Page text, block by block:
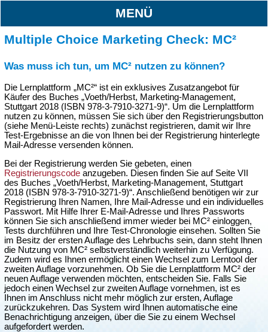
MENÜ
Multiple Choice Marketing Check: MC²
Was muss ich tun, um MC² nutzen zu können?
Die Lernplattform „MC²“ ist ein exklusives Zusatzangebot für
Käufer des Buches „Voeth/Herbst, Marketing-Management,
Stuttgart 2018 (ISBN 978-3-7910-3271-9)“. Um die Lernplattform
nutzen zu können, müssen Sie sich über den Registrierungsbutton
(siehe Menü-Leiste rechts) zunächst registrieren, damit wir Ihre
Test-Ergebnisse an die von Ihnen bei der Registrierung hinterlegte
Mail-Adresse versenden können.
Bei der Registrierung werden Sie gebeten, einen
Registrierungscodeanzugeben. Diesen finden Sie auf Seite VII
des Buches „Voeth/Herbst, Marketing-Management, Stuttgart
2018 (ISBN 978-3-7910-3271-9)“. Anschließend benötigen wir zur
Registrierung Ihren Namen, Ihre Mail-Adresse und ein individuelles
Passwort. Mit Hilfe Ihrer E-Mail-Adresse und Ihres Passworts
können Sie sich anschließend immer wieder bei MC² einloggen,
Tests durchführen und Ihre Test-Chronologie einsehen. Sollten Sie
im Besitz der ersten Auflage des Lehrbuchs sein, dann steht Ihnen
die Nutzung von MC² selbstverständlich weiterhin zu Verfügung.
Zudem wird es Ihnen ermöglicht einen Wechsel zum Lerntool der
zweiten Auflage vorzunehmen. Ob Sie die Lernplattform MC² der
neuen Auflage verwenden möchten, entscheiden Sie. Falls Sie
jedoch einen Wechsel zur zweiten Auflage vornehmen, ist es
Ihnen im Anschluss nicht mehr möglich zur ersten, Auflage
zurückzukehren. Das System wird Ihnen automatische eine
Benachrichtigung anzeigen, über die Sie zu einem Wechsel
aufgefordert werden.